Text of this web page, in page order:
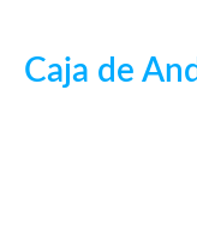
Caja de